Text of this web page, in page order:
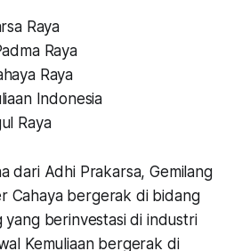
Raya
Raya
Raya
Indonesia
Raya
dari Adhi Prakarsa, Gemilang
Cahaya bergerak di bidang
yang berinvestasi di industri
Kemuliaan bergerak di